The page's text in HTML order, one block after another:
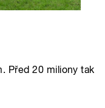
Před 20 miliony tak